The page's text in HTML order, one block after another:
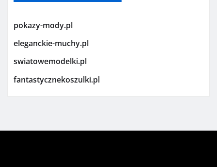
pokazy-mody.pl
eleganckie-muchy.pl
swiatowemodelki.pl
fantastycznekoszulki.pl